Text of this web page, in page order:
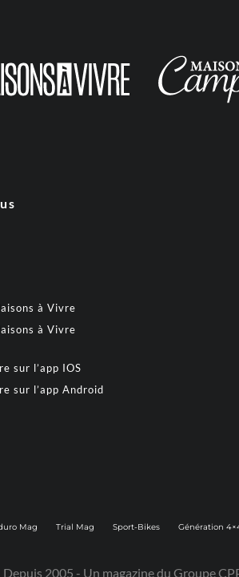
à Vivre
à Vivre
sur l’app IOS
sur l’app Android
Mag Trial Mag Sport-Bikes Génération
Depuis 2005 - Un magazine du Groupe